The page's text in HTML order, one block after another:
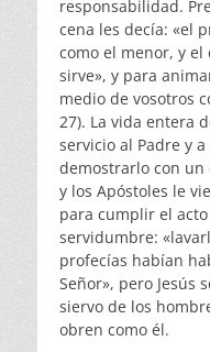
responsabilidad.
cena les decía: «el
como el menor, y
sirve», y para
medio de vosotros
27). La vida entera
servicio al Padre y
demostrarlo con un
y los Apóstoles le
para cumplir el
servidumbre:
profecías habían
Señor», pero Jesús
siervo de los
obren como él.